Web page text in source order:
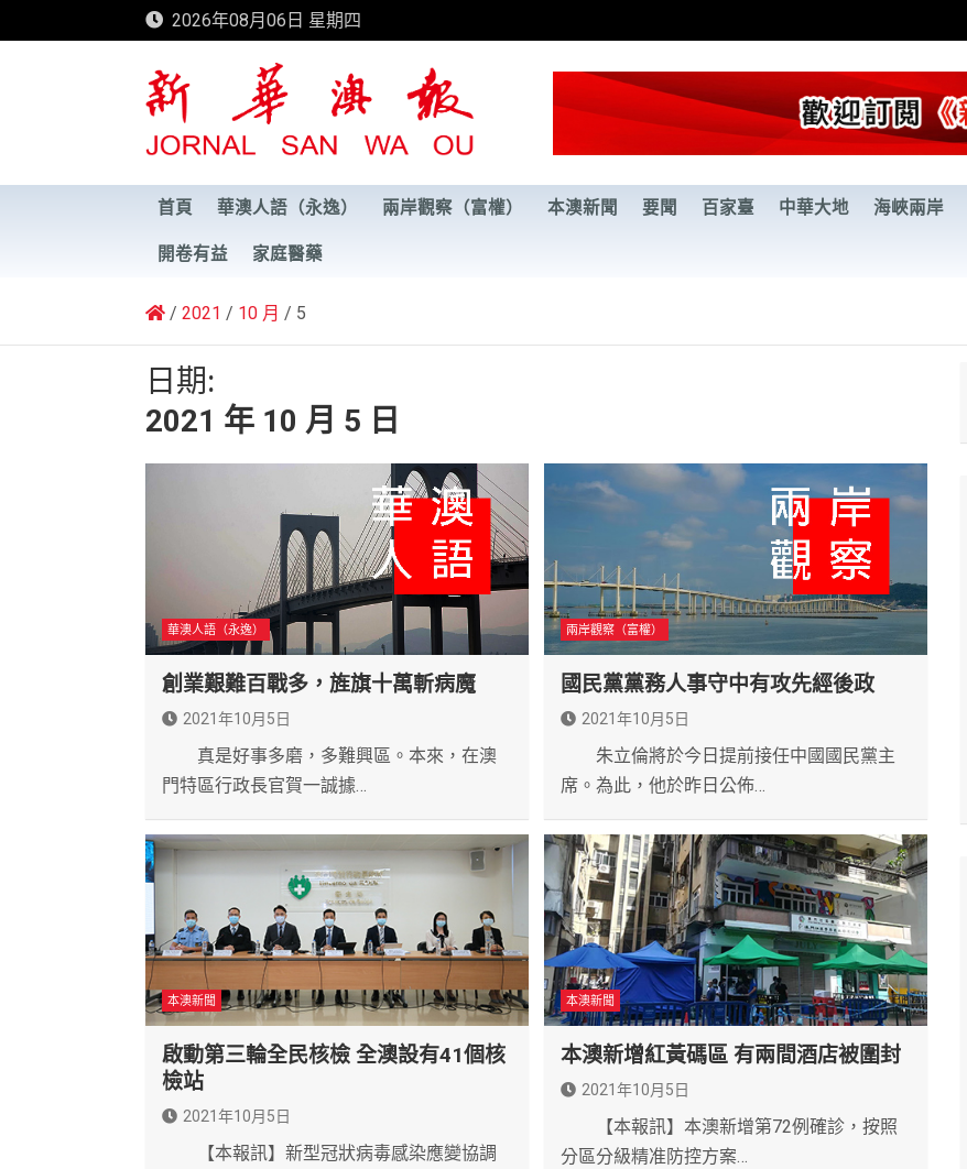
to
2026年08月06日 星期四
新華澳報
首頁 華澳人語（永逸） 兩岸觀察（富權） 本澳新聞 要聞 百家臺 中華大地 海峽兩岸
開卷有益 家庭醫藥
2021 10 月 5
日期:
2021 年 10 月 5 日
華澳人語（永逸）
創業艱難百戰多，旌旗十萬斬病魔
2021年10月5日
真是好事多磨，多難興區。本來，在澳
門特區行政長官賀一誠據…
兩岸觀察（富權）
國民黨黨務人事守中有攻先經後政
2021年10月5日
朱立倫將於今日提前接任中國國民黨主
席。為此，他於昨日公佈…
本澳新聞
啟動第三輪全民核檢 全澳設有41個核
檢站
2021年10月5日
【本報訊】新型冠狀病毒感染應變協調
本澳新聞
本澳新增紅黃碼區 有兩間酒店被圍封
2021年10月5日
【本報訊】本澳新增第72例確診，按照
分區分級精准防控方案…